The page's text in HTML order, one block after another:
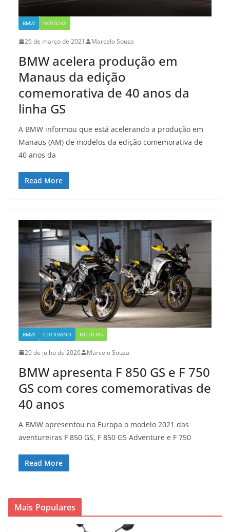
BMW NOTÍCIAS
26 de março de 2021 Marcelo Souza
BMW acelera produção em
Manaus da edição
comemorativa de 40 anos da
linha GS
A BMW informou que está acelerando a produção em
Manaus (AM) de modelos da edição comemorativa de
40 anos da
Read More
BMW COTIDIANO NOTÍCIAS
20 de julho de 2020 Marcelo Souza
BMW apresenta F 850 GS e F 750
GS com cores comemorativas de
40 anos
A BMW apresentou na Europa o modelo 2021 das
aventureiras F 850 GS, F 850 GS Adventure e F 750
Read More
Mais Populares